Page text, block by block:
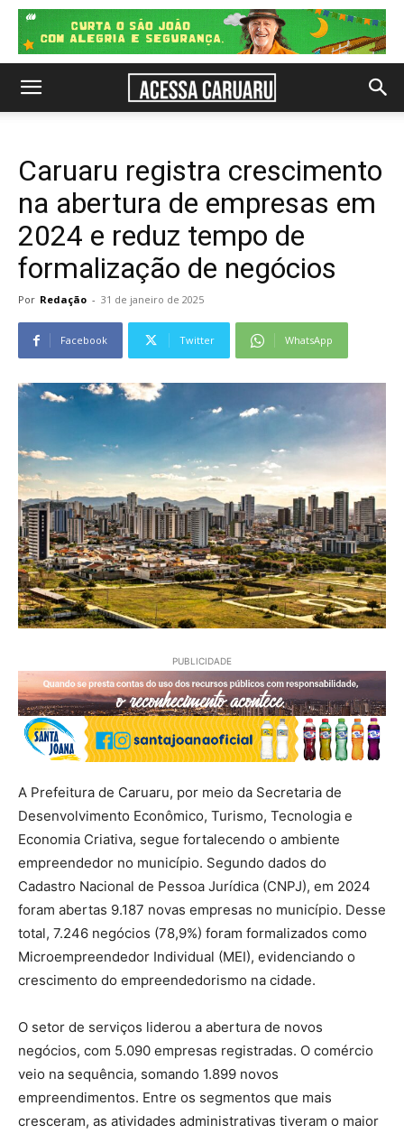
Caruaru registra crescimento
na abertura de empresas em
2024 e reduz tempo de
formalização de negócios
Por Redação - 31 de janeiro de 2025
Facebook Twitter WhatsApp
PUBLICIDADE
A Prefeitura de Caruaru, por meio da Secretaria de
Desenvolvimento Econômico, Turismo, Tecnologia e
Economia Criativa, segue fortalecendo o ambiente
empreendedor no município. Segundo dados do
Cadastro Nacional de Pessoa Jurídica (CNPJ), em 2024
foram abertas 9.187 novas empresas no município. Desse
total, 7.246 negócios (78,9%) foram formalizados como
Microempreendedor Individual (MEI), evidenciando o
crescimento do empreendedorismo na cidade.
O setor de serviços liderou a abertura de novos
negócios, com 5.090 empresas registradas. O comércio
veio na sequência, somando 1.899 novos
empreendimentos. Entre os segmentos que mais
cresceram, as atividades administrativas tiveram o maior